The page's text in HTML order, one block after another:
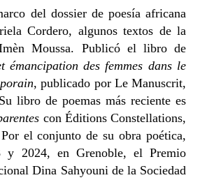
del dossier de poesía africana
Cordero, algunos textos de la
Moussa. Publicó el libro de
émancipation des femmes dans le
, publicado por Le Manuscrit,
libro de poemas más reciente es
con Éditions Constellations,
el conjunto de su obra poética,
y 2024, en Grenoble, el Premio
Dina Sahyouni de la Sociedad